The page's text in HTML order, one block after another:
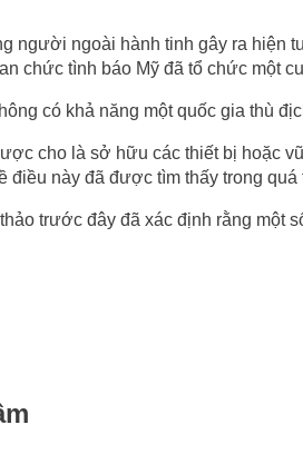
người ngoài hành tinh gây ra hiện
chức tình báo Mỹ đã tổ chức một
có khả năng một quốc gia thù
cho là sở hữu các thiết bị hoặc
điều này đã được tìm thấy trong quá
trước đây đã xác định rằng một